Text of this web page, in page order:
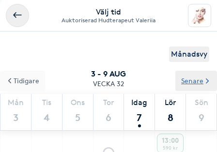
Välj tid
Auktoriserad Hudterapeut Valeriia
Månadsvy
3 - 9 AUG
VECKA 32
Mån
3
Tis
4
Ons
5
Tor
6
Idag
7
Lör
8
Sön
9
Tidigare Senare
13:00
590 kr